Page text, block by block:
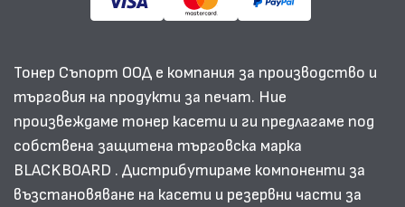
Тонер Съпорт ООД е компания за производство и
търговия на продукти за печат. Ние
произвеждаме тонер касети и ги предлагаме под
собствена защитена търговска марка
BLACKBOARD . Дистрибутираме компоненти за
възстановяване на касети и резервни части за